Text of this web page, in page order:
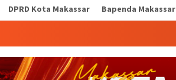
DPRD Kota Makassar Bapenda Makassar